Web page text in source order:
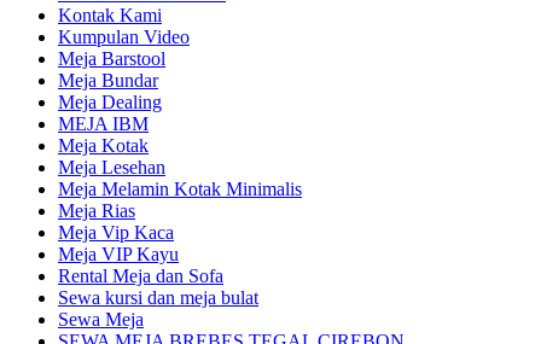
Kontak Kami
Kumpulan Video
Meja Barstool
Meja Bundar
Meja Dealing
MEJA IBM
Meja Kotak
Meja Lesehan
Meja Melamin Kotak Minimalis
Meja Rias
Meja Vip Kaca
Meja VIP Kayu
Rental Meja dan Sofa
Sewa kursi dan meja bulat
Sewa Meja